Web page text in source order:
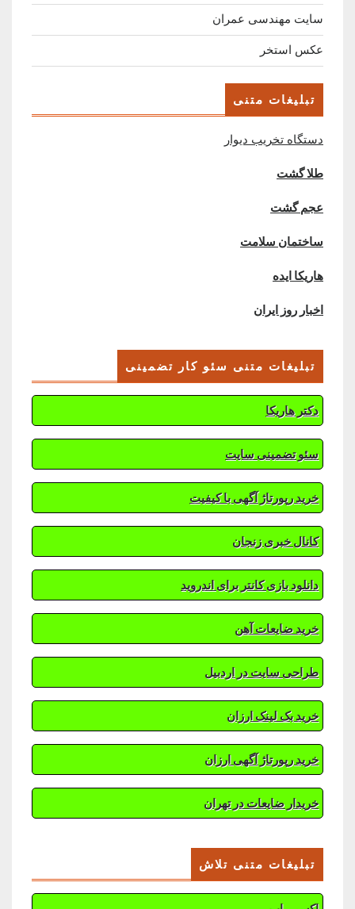
سایت مهندسی عمران
عکس استخر
تبلیغات متنی
دستگاه تخریب دیوار
طلا گشت
عجم گشت
ساختمان سلامت
هاریکا ایده
اخبار روز ایران
تبلیغات متنی سئو کار تضمینی
دکتر هاریکا
سئو تضمینی سایت
خرید رپورتاژ آگهی با کیفیت
کانال خبری زنجان
دانلود بازی کانتر برای اندروید
خرید ضایعات آهن
طراحی سایت در اردبیل
خرید بک لینک ارزان
خرید رپورتاژ آگهی ارزان
خریدار ضایعات در تهران
تبلیغات متنی تلاش